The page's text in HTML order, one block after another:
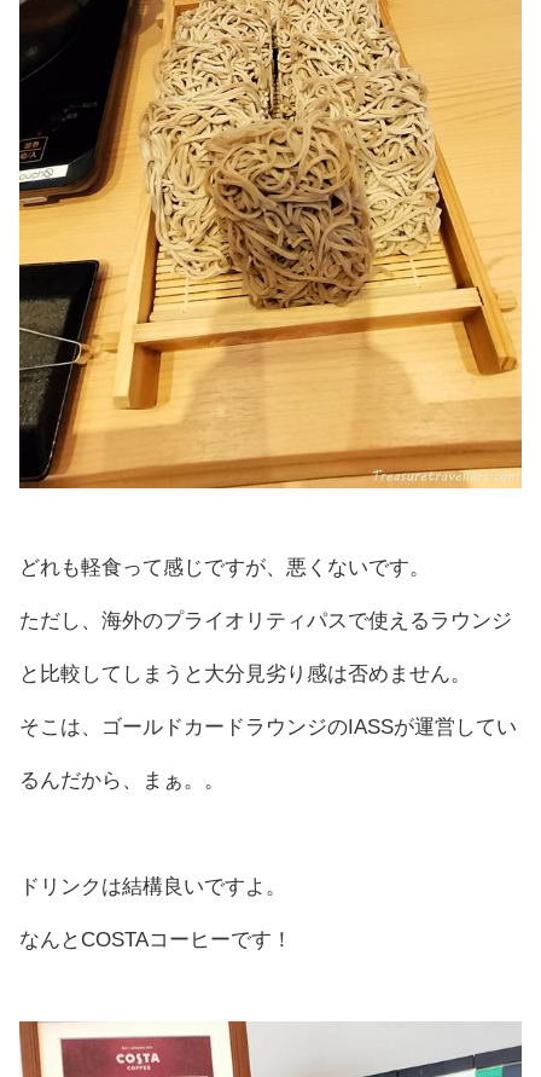
どれも軽食って感じですが、悪くないです。
ただし、海外のプライオリティパスで使えるラウンジ
と比較してしまうと大分見劣り感は否めません。
そこは、ゴールドカードラウンジのIASSが運営してい
るんだから、まぁ。。
ドリンクは結構良いですよ。
なんとCOSTAコーヒーです！